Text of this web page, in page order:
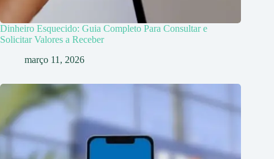
Dinheiro Esquecido: Guia Completo Para Consultar e
Solicitar Valores a Receber
março 11, 2026